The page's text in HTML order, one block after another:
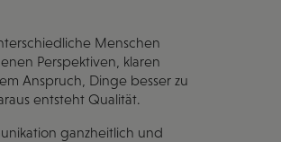
Menschen
Perspektiven, klaren
Anspruch, Dinge besser zu
entsteht Qualität.
ganzheitlich und